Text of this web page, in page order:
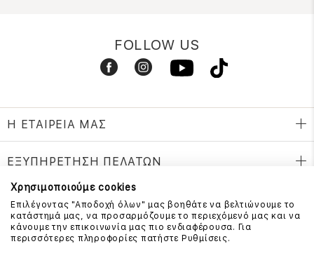
FOLLOW US
Η ΕΤΑΙΡΕΙΑ ΜΑΣ
ΕΞΥΠΗΡΕΤΗΣΗ ΠΕΛΑΤΩΝ
ΕΠΙΚΟΙΝΩΝΗΣΤΕ ΜΑΖΙ ΜΑΣ
210 999 4510
Χρησιμοποιούμε cookies
Επιλέγοντας "Αποδοχή όλων" μας βοηθάτε να βελτιώνουμε το
κατάστημά μας, να προσαρμόζουμε το περιεχόμενό μας και να
κάνουμε την επικοινωνία μας πιο ενδιαφέρουσα. Για
περισσότερες πληροφορίες πατήστε Ρυθμίσεις.